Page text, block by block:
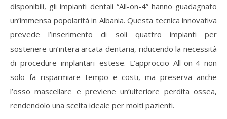
disponibili, gli impianti dentali “All-on-4” hanno guadagnato
un’immensa popolarità in Albania. Questa tecnica innovativa
prevede l’inserimento di soli quattro impianti per
sostenere un’intera arcata dentaria, riducendo la necessità
di procedure implantari estese. L’approccio All-on-4 non
solo fa risparmiare tempo e costi, ma preserva anche
l’osso mascellare e previene un’ulteriore perdita ossea,
rendendolo una scelta ideale per molti pazienti.